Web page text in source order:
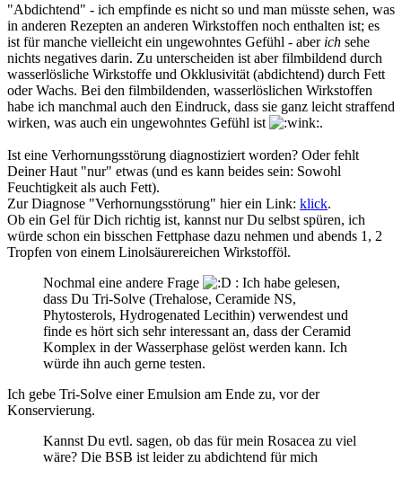
"Abdichtend" - ich empfinde es nicht so und man müsste sehen, was
in anderen Rezepten an anderen Wirkstoffen noch enthalten ist; es
ist für manche vielleicht ein ungewohntes Gefühl - aber ich sehe
nichts negatives darin. Zu unterscheiden ist aber filmbildend durch
wasserlösliche Wirkstoffe und Okklusivität (abdichtend) durch Fett
oder Wachs. Bei den filmbildenden, wasserlöslichen Wirkstoffen
habe ich manchmal auch den Eindruck, dass sie ganz leicht straffend
wirken, was auch ein ungewohntes Gefühl ist
.
Ist eine Verhornungsstörung diagnostiziert worden? Oder fehlt
Deiner Haut "nur" etwas (und es kann beides sein: Sowohl
Feuchtigkeit als auch Fett).
Zur Diagnose "Verhornungsstörung" hier ein Link: klick.
Ob ein Gel für Dich richtig ist, kannst nur Du selbst spüren, ich
würde schon ein bisschen Fettphase dazu nehmen und abends 1, 2
Tropfen von einem Linolsäurereichen Wirkstofföl.
Nochmal eine andere Frage
: Ich habe gelesen,
dass Du Tri-Solve (Trehalose, Ceramide NS,
Phytosterols, Hydrogenated Lecithin) verwendest und
finde es hört sich sehr interessant an, dass der Ceramid
Komplex in der Wasserphase gelöst werden kann. Ich
würde ihn auch gerne testen.
Ich gebe Tri-Solve einer Emulsion am Ende zu, vor der
Konservierung.
Kannst Du evtl. sagen, ob das für mein Rosacea zu viel
wäre? Die BSB ist leider zu abdichtend für mich